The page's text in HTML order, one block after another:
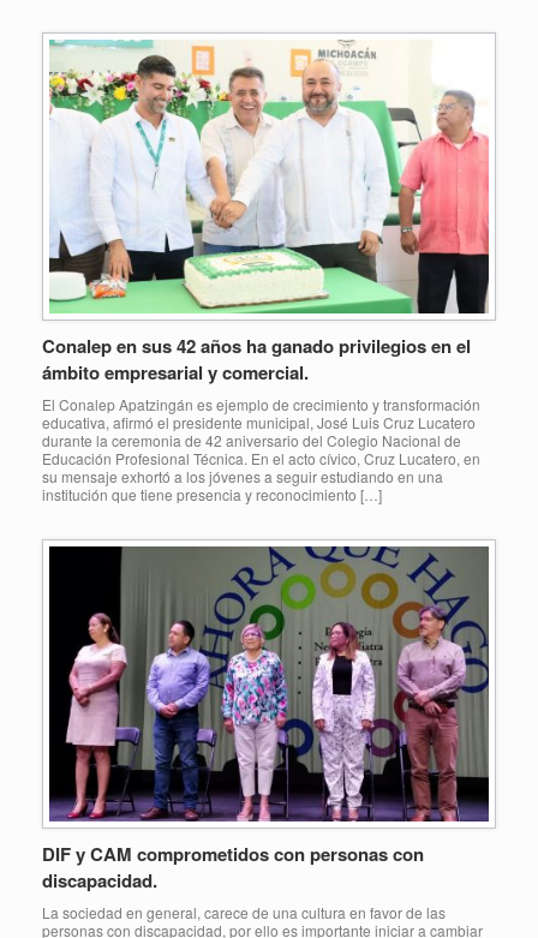
Conalep en sus 42 años ha ganado privilegios en el
ámbito empresarial y comercial.
El Conalep Apatzingán es ejemplo de crecimiento y transformación
educativa, afirmó el presidente municipal, José Luis Cruz Lucatero
durante la ceremonia de 42 aniversario del Colegio Nacional de
Educación Profesional Técnica. En el acto cívico, Cruz Lucatero, en
su mensaje exhortó a los jóvenes a seguir estudiando en una
institución que tiene presencia y reconocimiento […]
DIF y CAM comprometidos con personas con
discapacidad.
La sociedad en general, carece de una cultura en favor de las
personas con discapacidad, por ello es importante iniciar a cambiar